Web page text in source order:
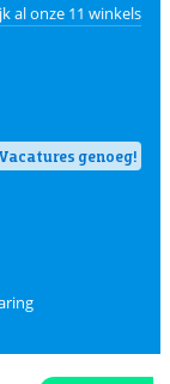
al onze 11 winkels
Vacatures genoeg!